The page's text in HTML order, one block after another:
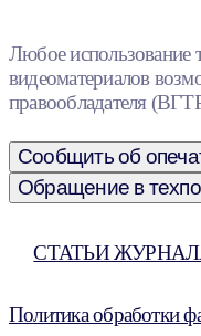
Любое использование
видеоматериалов
правообладателя
Сообщить об
Обращение в
СТАТЬИ
Политика обработки